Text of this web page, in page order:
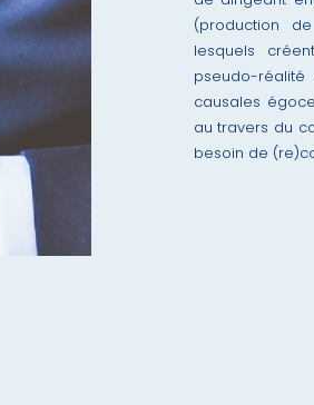
(production
lesquels
pseudo-
causales
au travers du
besoin de